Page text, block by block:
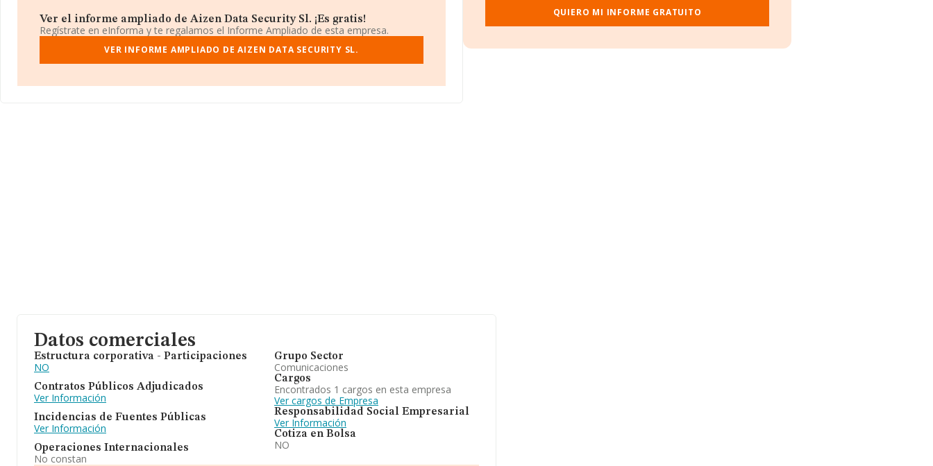
La sociedad españolaAizen Data Security S.L, B26573980, tiene domicilio fiscal en Calle Isla
Graciosa núm. 4 Loc D, (28034), en el municipio de Madrid, Madrid.
Con los datos a disposición de INFORMA sobre 25.469 empresas pertenecientes al sector, la
promedio de facturación de 762 mil euros entre todas las compañías. Respecto a la
Ver el informe ampliado de Aizen Data Security Sl. ¡Es gratis!
Regístrate en eInforma y te regalamos el Informe Ampliado de esta empresa.
VER INFORME AMPLIADO DE AIZEN DATA SECURITY SL.
QUIERO MI INFORME GRATUITO
Datos comerciales
Estructura corporativa - Participaciones
NO
Contratos Públicos Adjudicados
Ver Información
Incidencias de Fuentes Públicas
Ver Información
Operaciones Internacionales
No constan
Grupo Sector
Comunicaciones
Cargos
Encontrados 1 cargos en esta empresa
Ver cargos de Empresa
Responsabilidad Social Empresarial
Ver Información
Cotiza en Bolsa
NO